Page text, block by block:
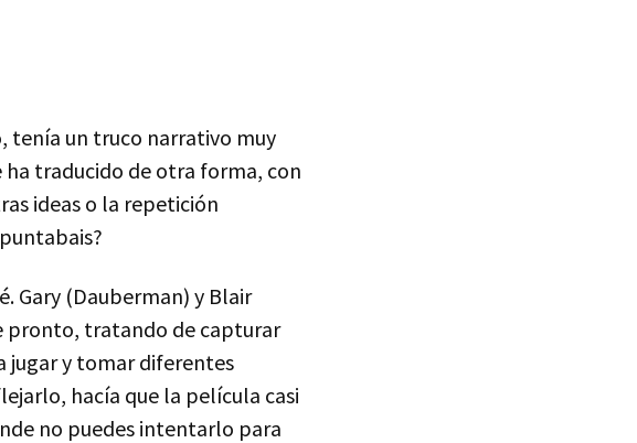
tenía un truco narrativo muy
ha traducido de otra forma, con
ideas o la repetición
Gary (Dauberman) y Blair
pronto, tratando de capturar
jugar y tomar diferentes
hacía que la película casi
no puedes intentarlo para